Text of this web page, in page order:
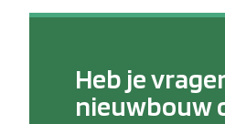
Heb je
nieuwbouw